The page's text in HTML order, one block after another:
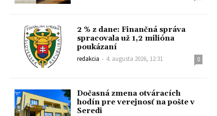
2 % z dane: Finančná správa
spracovala už 1,2 milióna
poukázaní
redakcia - 4. augusta 2026, 12:31 0
Dočasná zmena otváracích
hodín pre verejnosť na pošte v
Seredi